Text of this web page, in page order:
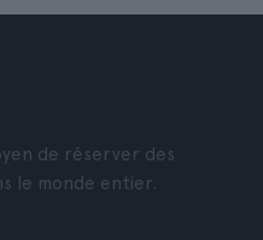
de réserver des
le monde entier.